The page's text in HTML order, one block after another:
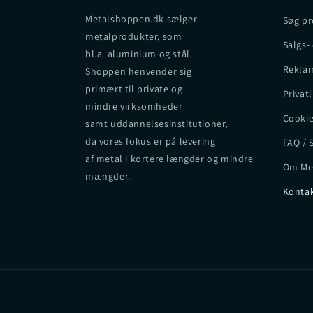
Metalshoppen.dk sælger
metalprodukter, som
bl.a. aluminium og stål.
Shoppen henvender sig
primært til private og
mindre virksomheder
samt uddannelsesinstitutioner,
da vores fokus er på levering
af metal i kortere længder og mindre
mængder.
Søg
FAQ /
Om